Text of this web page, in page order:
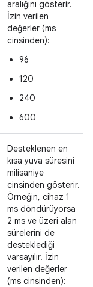
aralığını gösterir.
İzin verilen
değerler (ms
cinsinden):
96
120
240
600
Desteklenen en
kısa yuva süresini
milisaniye
cinsinden gösterir.
Örneğin, cihaz 1
ms döndürüyorsa
2 ms ve üzeri alan
sürelerini de
desteklediği
varsayılır. İzin
verilen değerler
(ms cinsinden):